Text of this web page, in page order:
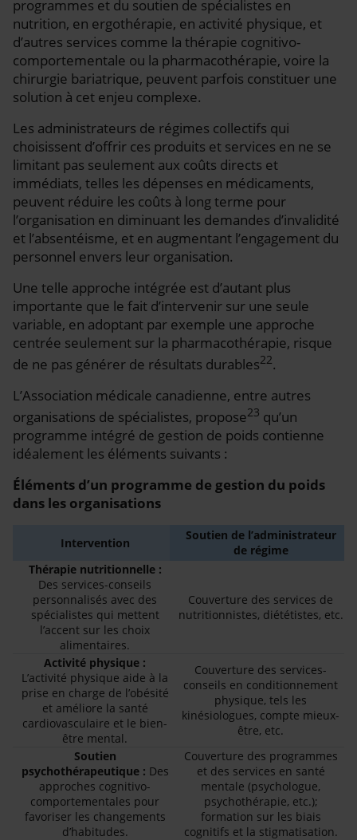
programmes et du soutien de spécialistes en
nutrition, en ergothérapie, en activité physique, et
d’autres services comme la thérapie cognitivo-
comportementale ou la pharmacothérapie, voire la
chirurgie bariatrique, peuvent parfois constituer une
solution à cet enjeu complexe.
Les administrateurs de régimes collectifs qui
choisissent d’offrir ces produits et services en ne se
limitant pas seulement aux coûts directs et
immédiats, telles les dépenses en médicaments,
peuvent réduire les coûts à long terme pour
l’organisation en diminuant les demandes d’invalidité
et l’absentéisme, et en augmentant l’engagement du
personnel envers leur organisation.
Une telle approche intégrée est d’autant plus
importante que le fait d’intervenir sur une seule
variable, en adoptant par exemple une approche
centrée seulement sur la pharmacothérapie, risque
de ne pas générer de résultats durables22.
L’Association médicale canadienne, entre autres
organisations de spécialistes, propose23 qu’un
programme intégré de gestion de poids contienne
idéalement les éléments suivants :
Éléments d’un programme de gestion du poids
dans les organisations
Intervention
Soutien de l’administrateur
de régime
Thérapie nutritionnelle :
Des services-conseils
personnalisés avec des
spécialistes qui mettent
l’accent sur les choix
alimentaires.
Couverture des services de
nutritionnistes, diététistes, etc.
Activité physique :
L’activité physique aide à la
prise en charge de l’obésité
et améliore la santé
cardiovasculaire et le bien-
être mental.
Couverture des services-
conseils en conditionnement
physique, tels les
kinésiologues, compte mieux-
être, etc.
Soutien
psychothérapeutique : Des
approches cognitivo-
comportementales pour
favoriser les changements
d’habitudes.
Couverture des programmes
et des services en santé
mentale (psychologue,
psychothérapie, etc.);
formation sur les biais
cognitifs et la stigmatisation.